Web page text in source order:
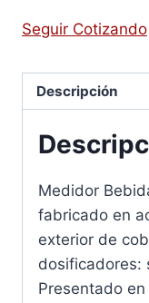
Seguir Cotizando
Descripción
Medidor
fabricado en
exterior de
dosificadores:
Presentado